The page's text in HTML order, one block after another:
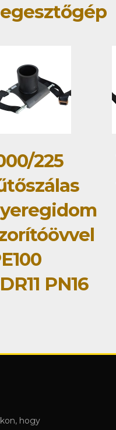
225
PN16
hogy